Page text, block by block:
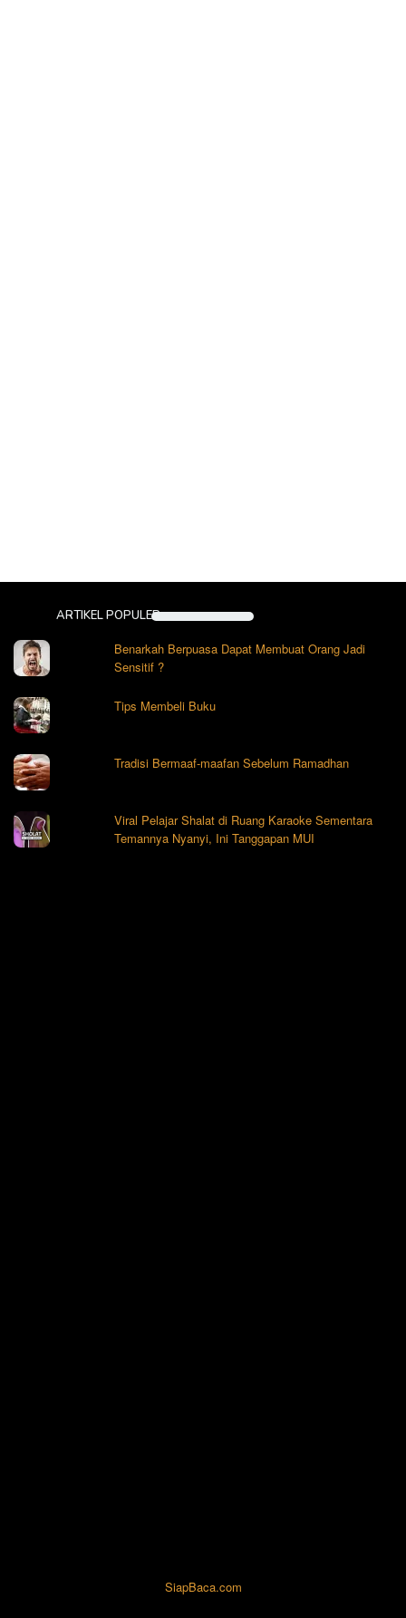
ARTIKEL POPULER
Benarkah Berpuasa Dapat Membuat Orang Jadi
Sensitif ?
Tips Membeli Buku
Tradisi Bermaaf-maafan Sebelum Ramadhan
Viral Pelajar Shalat di Ruang Karaoke Sementara
Temannya Nyanyi, Ini Tanggapan MUI
SiapBaca.com